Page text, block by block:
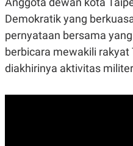
C
D
E
M
Y
L
A
S
E
.
D
AI
Demokratik yang
pernyataan bersama
berbicara mewakili
diakhirinya aktivitas